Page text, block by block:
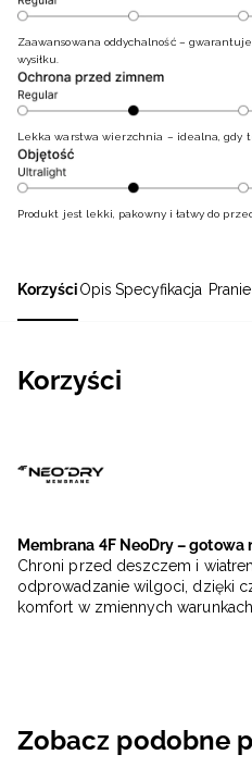
KorzyściOpis Specyfikacja
Korzyści
Membrana 4F NeoDry – gotowa
Chroni przed deszczem i
odprowadzanie wilgoci, dzięki
komfort w zmiennych
Zaawansowana oddychalność –
wysiłku.
Lekka warstwa wierzchnia – idealna, gdy
Produkt jest lekki, pakowny i łatwy do
Zobacz podobne